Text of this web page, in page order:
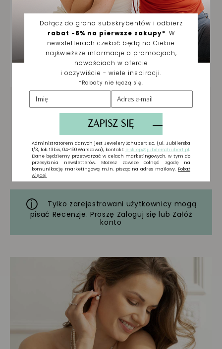
Tylko zarejestrowani użytkownicy mogą
pisać Recenzje. Proszę Zaloguj się lub Załóż
konto